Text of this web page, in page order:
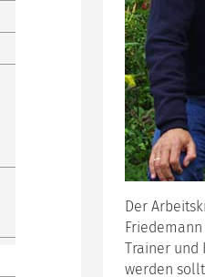
Thun
-
die
Der
Trainer und
werden